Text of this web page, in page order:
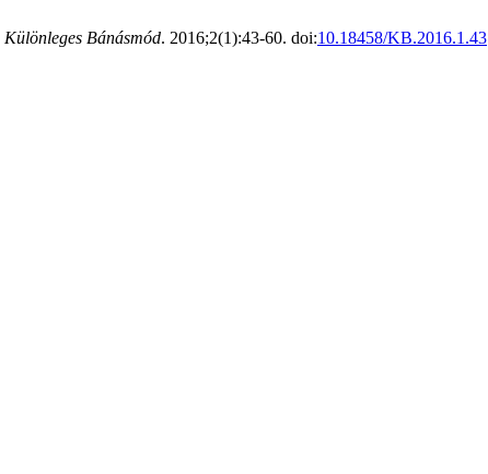
Különleges Bánásmód. 2016;2(1):43-60. doi:10.18458/KB.2016.1.43